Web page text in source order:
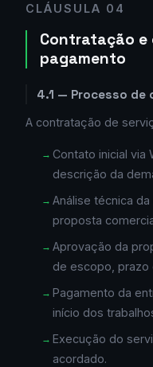
CLÁUSULA 04
Contratação e
pagamento
4.1 — Processo
A contratação de
Contato inicial via
descrição da
Análise técnica
proposta
Aprovação da
de escopo, prazo
Pagamento da
início dos
Execução do
acordado.